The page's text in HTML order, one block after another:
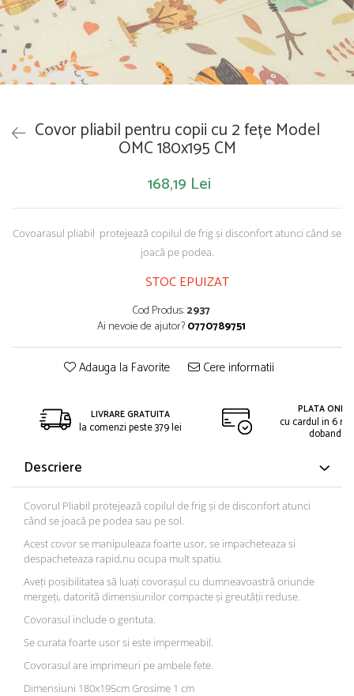
Papusi si accesorii
Trotinete
Trenulete si masinute
Unelte si bancuri de lucru
Covor pliabil pentru copii cu 2 fețe Model
OMC 180x195 CM
168,19 Lei
Covoarasul pliabil protejează copilul de frig și disconfort atunci când se
joacă pe podea.
STOC EPUIZAT
Cod Produs:2937
Ai nevoie de ajutor?0770789751
Adauga la Favorite Cere informatii
LIVRARE GRATUITA
la comenzi peste 379 lei
PLATA
cu cardul in 6
dobanda
Descriere
Covorul Pliabil protejează copilul de frig și de disconfort atunci
când se joacă pe podea sau pe sol.
Acest covor se manipuleaza foarte usor, se impacheteaza si
despacheteaza rapid,nu ocupa mult spatiu.
Aveți posibilitatea să luați covorașul cu dumneavoastră oriunde
mergeți, datorită dimensiunilor compacte și greutății reduse.
Covorasul include o gentuta.
Se curata foarte usor si este impermeabil.
Covorasul are imprimeuri pe ambele fete.
Dimensiuni 180x195cm Grosime 1 cm